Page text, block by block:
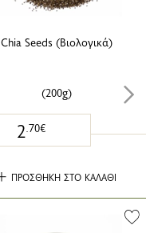
Chia Seeds (Βιολογικά)
(200g)
2.70€
ΠΡΟΣΘΗΚΗ ΣΤΟ ΚΑΛΑΘΙ